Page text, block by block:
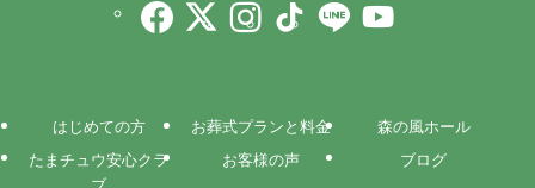
はじめての方 お葬式プランと料金
森の風ホール
たまチュウ安心クラ
ブ
お客様の声 ブログ